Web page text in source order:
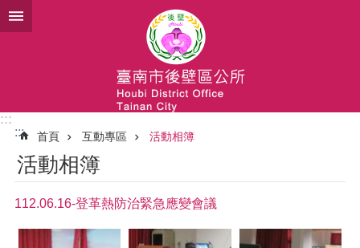
跳到主要內容區塊
:::
:::
首頁 互動專區 活動相簿
活動相簿
112.06.16-登革熱防治緊急應變會議